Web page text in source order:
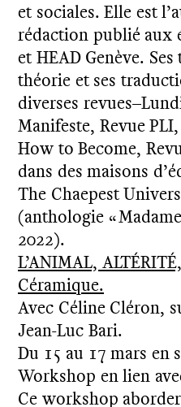
et sociales. Elle est
rédaction publié aux
et HEAD Genève.
théorie et ses
diverses
Manifeste, Revue
How to Become,
dans des maisons
The Chaepest
(anthologie «
2022).
L’ANIMAL,
Céramique.
Avec Céline Cléron,
Jean-Luc Bari.
Du 15 au 17 mars en
Workshop en lien
Ce workshop